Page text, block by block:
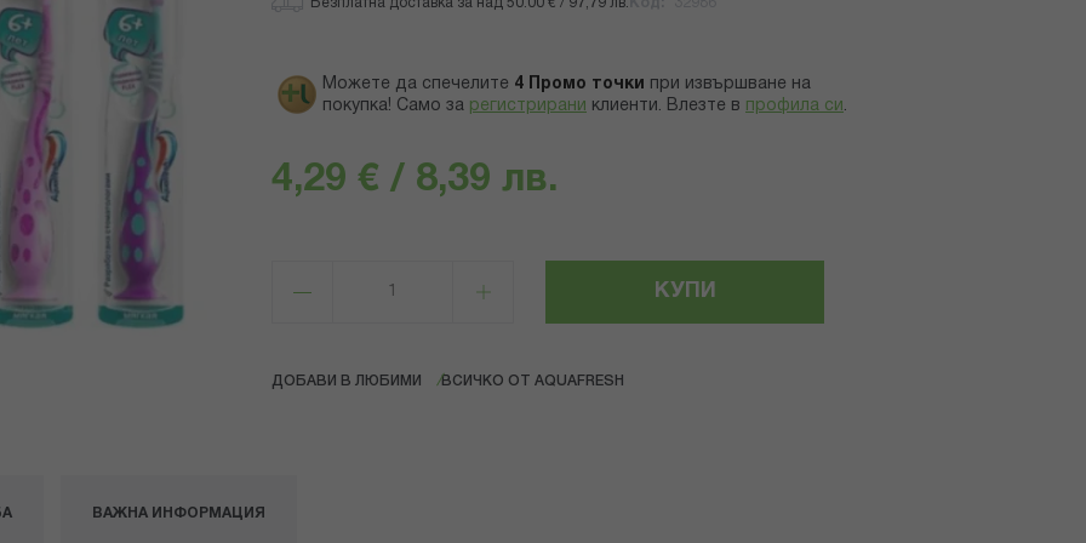
Безплатна доставка за над 50.00 € / 97,79 лв.
Можете да спечелите 4 Промо точки
при извършване на
покупка! Само за регистрирани клиенти. Влезте в профила си .
4,29 € / 8,39 лв.
КУПИ
ДОБАВИ В ЛЮБИМИ ВСИЧКО ОТ AQUAFRESH
ВАЖНА ИНФОРМАЦИЯ